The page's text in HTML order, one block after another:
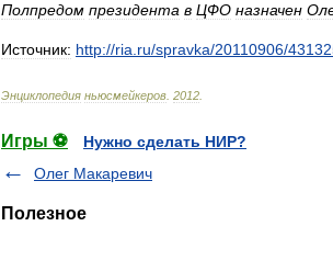
Полпредом президента в ЦФО назначен
Источник: http://ria ru/spravka/20110906/
Энциклопедия ньюсмейкеров 2012
Игры ⚽
Нужно сделать НИР?
Олег Макаревич
Полезное